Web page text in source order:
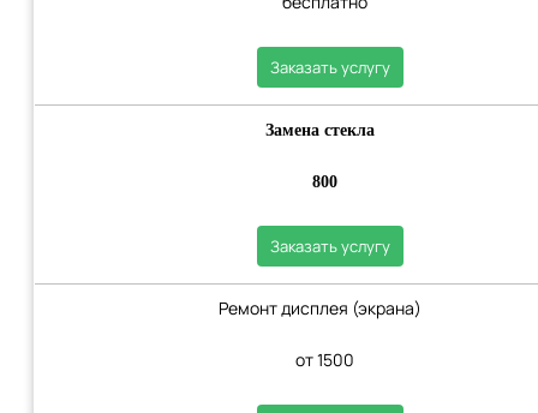
Заказать услугу
Замена стекла
800
Заказать услугу
Ремонт дисплея (экрана)
от 1500